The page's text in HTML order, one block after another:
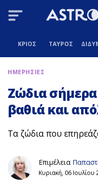
ΚΡΙΟΣ ΤΑΥΡΟΣ
ΗΜΕΡΗΣΙΕΣ
Ζώδια
βαθιά και
Τα ζώδια που
Επιμέλεια
Κυριακή, 06 Ιουλίου